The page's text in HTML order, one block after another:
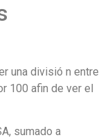
una divisió n entre
100 afin de ver el
sumado a